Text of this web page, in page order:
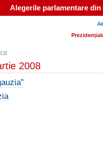
Alegerile parlamentare
2008